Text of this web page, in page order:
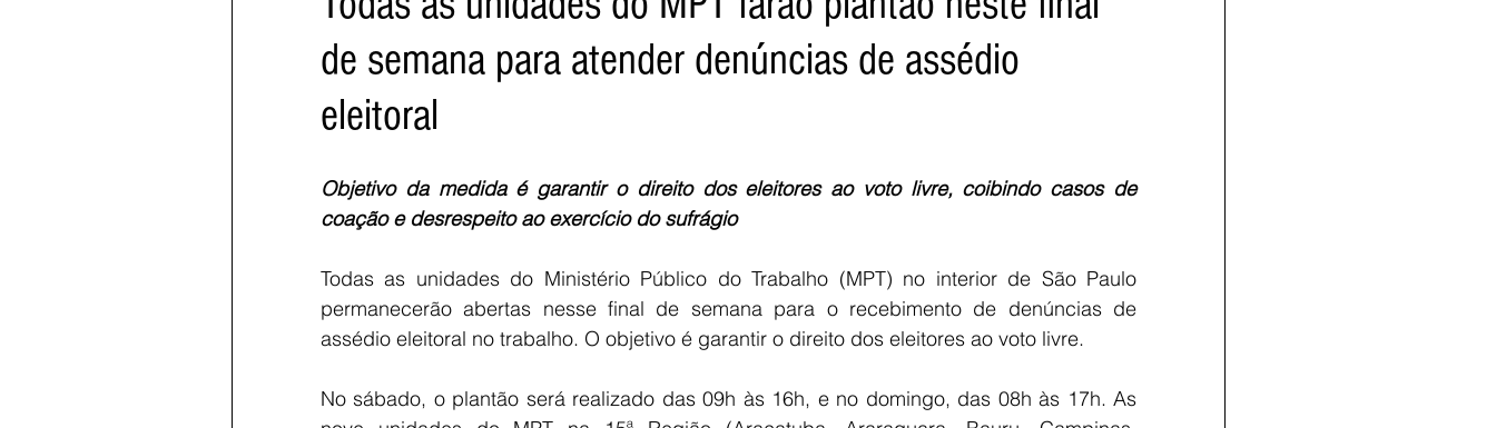
Voltar
de semana para atender denúncias de assédio
eleitoral
Objetivo da medida é garantir o direito dos eleitores ao voto livre, coibindo casos de
coação e desrespeito ao exercício do sufrágio
Todas as unidades do Ministério Público do Trabalho (MPT) no interior de São Paulo
permanecerão abertas nesse final de semana para o recebimento de denúncias de
assédio eleitoral no trabalho. O objetivo é garantir o direito dos eleitores ao voto livre.
No sábado, o plantão será realizado das 09h às 16h, e no domingo, das 08h às 17h. As